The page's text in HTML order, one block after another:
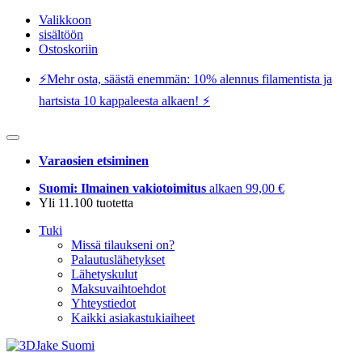
Valikkoon
sisältöön
Ostoskoriin
⚡️Mehr osta, säästä enemmän: 10% alennus filamentista ja
hartsista 10 kappaleesta alkaen! ⚡️
Varaosien etsiminen
Suomi: Ilmainen vakiotoimitus alkaen 99,00 €
Yli 11.100 tuotetta
Tuki
Missä tilaukseni on?
Palautuslähetykset
Lähetyskulut
Maksuvaihtoehdot
Yhteystiedot
Kaikki asiakastukiaiheet